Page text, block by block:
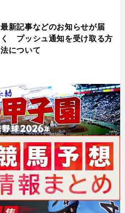
最新記事などのお知らせが届
く プッシュ通知を受け取る方
法について